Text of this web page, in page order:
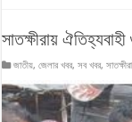
সাতক্ষীরায়
জাতীয়,জেলার খবর,সব খবর,সাতক্ষীরা